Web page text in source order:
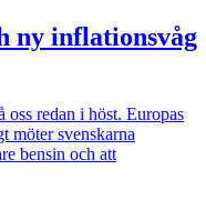
ny inflationsvåg
oss redan i höst. Europas
möter svenskarna
bensin och att